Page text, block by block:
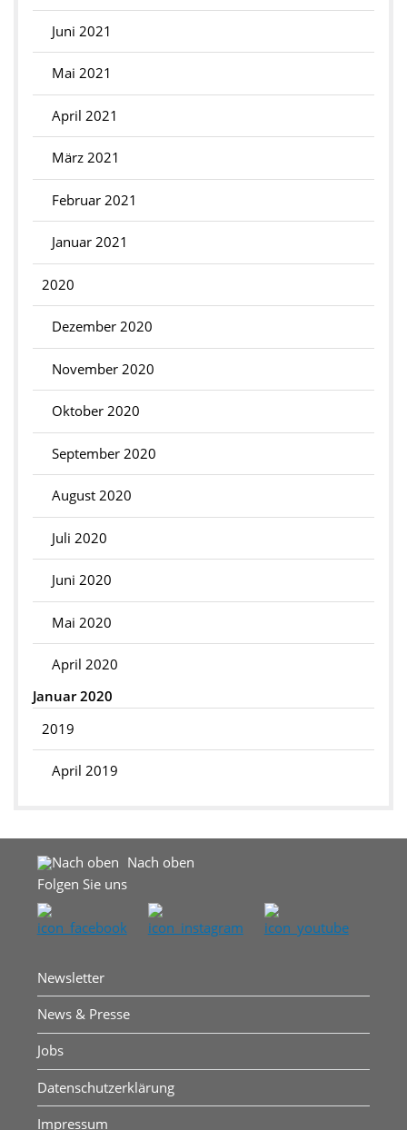
Juni 2021
Mai 2021
April 2021
März 2021
Februar 2021
Januar 2021
2020
Dezember 2020
November 2020
Oktober 2020
September 2020
August 2020
Juli 2020
Juni 2020
Mai 2020
April 2020
Januar 2020
2019
April 2019
Nach oben
Folgen Sie uns
Newsletter
News & Presse
Jobs
Datenschutzerklärung
Impressum